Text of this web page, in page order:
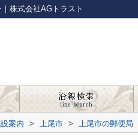
株式会社AGトラスト
案内 > 上尾市 > 上尾市の郵便局